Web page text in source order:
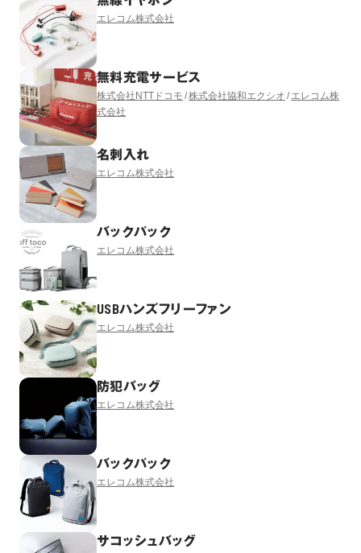
エレコム株式会社
無料充電サービス
株式会社NTTドコモ 株式会社協和エクシオ
エレコム株
式会社
名刺入れ
エレコム株式会社
バックパック
エレコム株式会社
USBハンズフリーファン
エレコム株式会社
防犯バッグ
エレコム株式会社
バックパック
エレコム株式会社
サコッシュバッグ